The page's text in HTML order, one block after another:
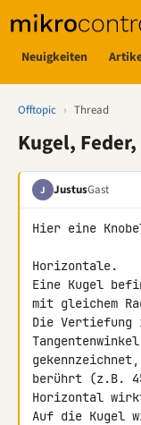
Neuigkeiten
Offtopic › Thread
Kugel,
J JustusGast
Hier eine
Horizontale.
Eine Kugel
mit gleichem
Die Vertiefung
Tangentenwinkel
berührt (z.B.
Horizontal
Auf die Kugel